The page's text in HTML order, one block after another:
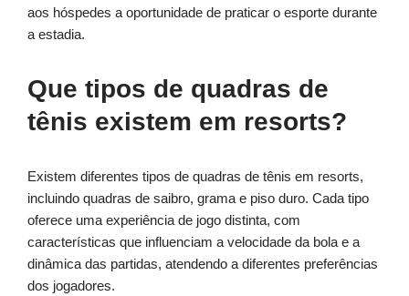
aos hóspedes a oportunidade de praticar o esporte durante
a estadia.
Que tipos de quadras de
tênis existem em resorts?
Existem diferentes tipos de quadras de tênis em resorts,
incluindo quadras de saibro, grama e piso duro. Cada tipo
oferece uma experiência de jogo distinta, com
características que influenciam a velocidade da bola e a
dinâmica das partidas, atendendo a diferentes preferências
dos jogadores.